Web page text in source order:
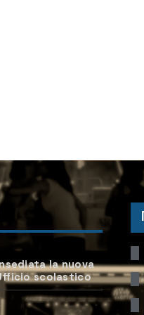
la nuova
scolastico